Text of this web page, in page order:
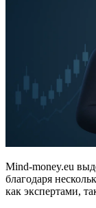
Mind-money.eu
благодаря
как экспертами,